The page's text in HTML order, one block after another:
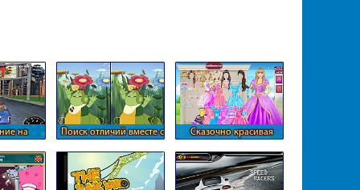
на
Поиск отличий вместе с
Сказочно красивая